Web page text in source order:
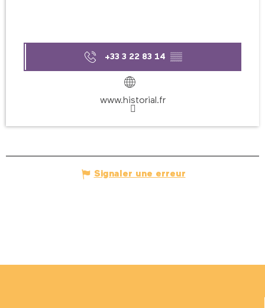
+33 3 22 83 14 ▒▒
www.historial.fr
Signaler une erreur